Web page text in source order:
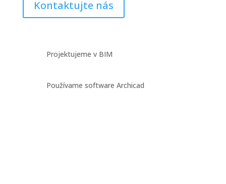
Kontaktujte nás
Projektujeme v BIM
Používame software Archicad